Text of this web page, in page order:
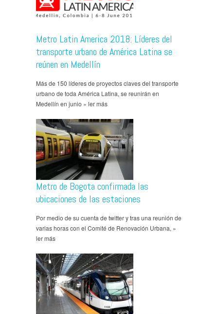
Metro Latin America 2018: Líderes del
transporte urbano de América Latina se
reúnen en Medellín
Más de 150 líderes de proyectos claves del transporte
urbano de toda América Latina, se reunirán en
Medellín en junio » ler más
Metro de Bogota confirmada las
ubicaciones de las estaciones
Por medio de su cuenta de twitter y tras una reunión de
varias horas con el Comité de Renovación Urbana, »
ler más